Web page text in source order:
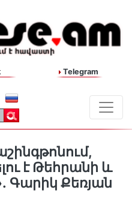
Telegram
է Թեհրանի և
Գարիկ Քեռյան